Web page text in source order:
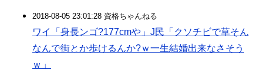
2018-08-05 23:01:28 資格ちゃんねる
ワイ「身長ンゴ?177cmや」J民「クソチビで草そん
なんで街とか歩けるんか?ｗ一生結婚出来なさそう
ｗ」